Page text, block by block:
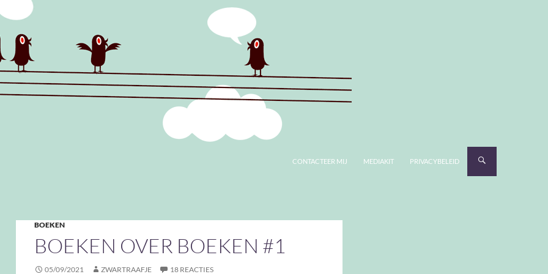
CONTACTEER MIJ MEDIAKIT PRIVACYBELEID
BOEKEN
BOEKEN OVER BOEKEN #1
05/09/2021 ZWARTRAAFJE 18 REACTIES